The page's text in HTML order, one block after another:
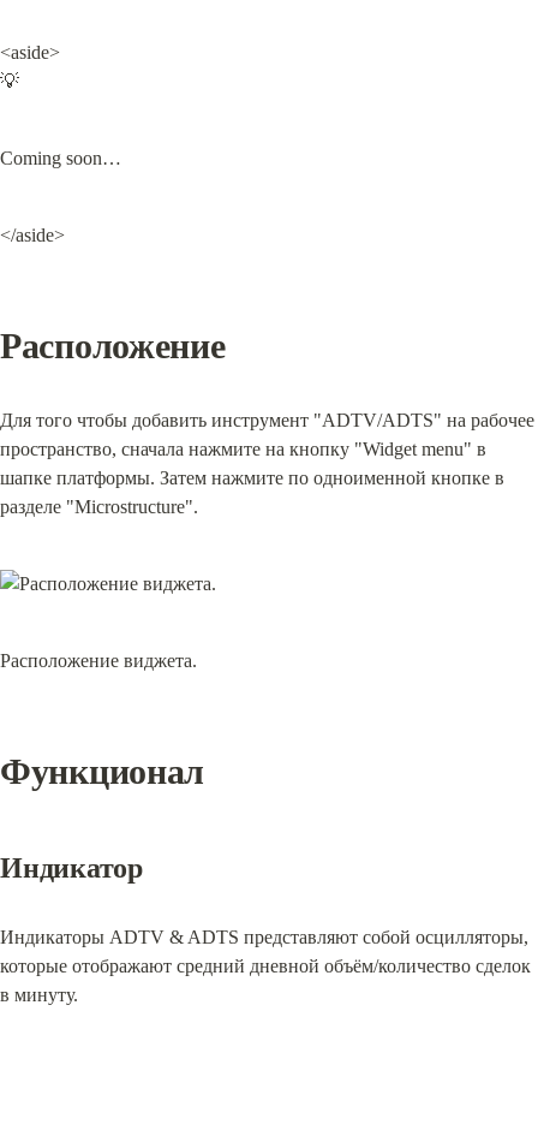
<aside>
💡
Coming soon…
</aside>
Расположение
Для того чтобы добавить инструмент "ADTV/ADTS" на рабочее
пространство, сначала нажмите на кнопку "Widget menu" в
шапке платформы. Затем нажмите по одноименной кнопке в
разделе "Microstructure".
Расположение виджета.
Функционал
Индикатор
Индикаторы ADTV & ADTS представляют собой осцилляторы,
которые отображают средний дневной объём/количество сделок
в минуту.